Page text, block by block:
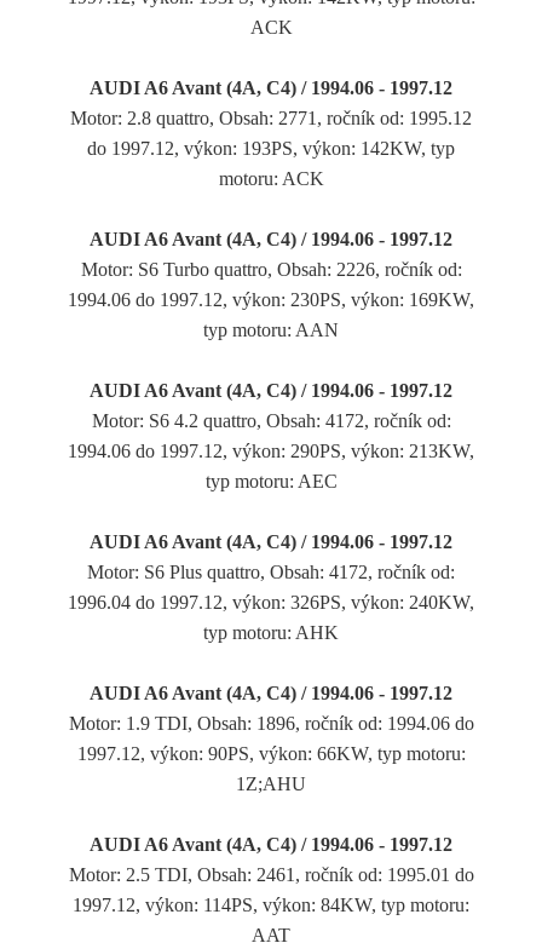
ACK
AUDI A6 Avant (4A, C4) / 1994.06 - 1997.12
Motor: 2.8 quattro, Obsah: 2771, ročník od: 1995.12
do 1997.12, výkon: 193PS, výkon: 142KW, typ
motoru: ACK
AUDI A6 Avant (4A, C4) / 1994.06 - 1997.12
Motor: S6 Turbo quattro, Obsah: 2226, ročník od:
1994.06 do 1997.12, výkon: 230PS, výkon: 169KW,
typ motoru: AAN
AUDI A6 Avant (4A, C4) / 1994.06 - 1997.12
Motor: S6 4.2 quattro, Obsah: 4172, ročník od:
1994.06 do 1997.12, výkon: 290PS, výkon: 213KW,
typ motoru: AEC
AUDI A6 Avant (4A, C4) / 1994.06 - 1997.12
Motor: S6 Plus quattro, Obsah: 4172, ročník od:
1996.04 do 1997.12, výkon: 326PS, výkon: 240KW,
typ motoru: AHK
AUDI A6 Avant (4A, C4) / 1994.06 - 1997.12
Motor: 1.9 TDI, Obsah: 1896, ročník od: 1994.06 do
1997.12, výkon: 90PS, výkon: 66KW, typ motoru:
1Z;AHU
AUDI A6 Avant (4A, C4) / 1994.06 - 1997.12
Motor: 2.5 TDI, Obsah: 2461, ročník od: 1995.01 do
1997.12, výkon: 114PS, výkon: 84KW, typ motoru:
AAT